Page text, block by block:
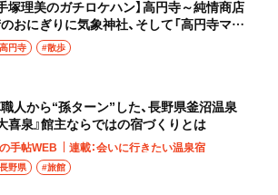
塚理美のガチロケハン】高円寺～純情商店
おにぎりに気象神社、そして「高円寺マシ
へ！
円寺 #散歩
人から“孫ターン”した、長野県釜沼温泉
喜泉』館主ならではの宿づくりとは
手帖WEB 連載：会いに行きたい温泉宿
野県 #旅館